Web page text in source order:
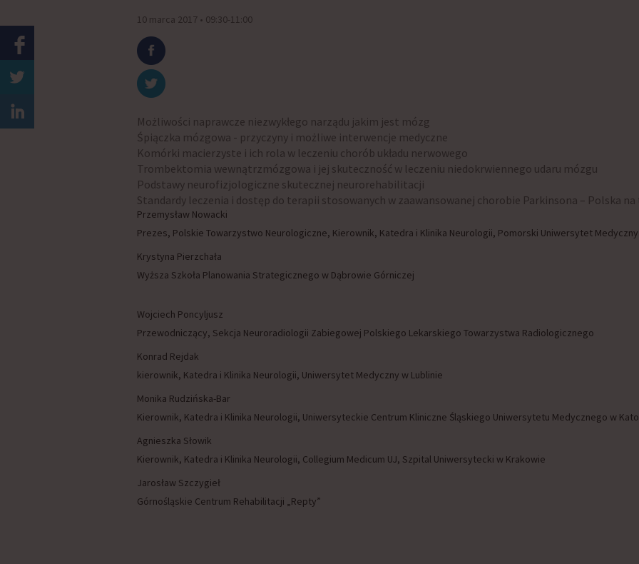
10 marca 2017 • 09:30-11:00
Możliwości naprawcze niezwykłego narządu jakim jest mózg
Śpiączka mózgowa - przyczyny i możliwe interwencje medyczne
Komórki macierzyste i ich rola w leczeniu chorób układu nerwowego
Trombektomia wewnątrzmózgowa i jej skuteczność w leczeniu niedokrwiennego udaru mózgu
Podstawy neurofizjologiczne skutecznej neurorehabilitacji
Standardy leczenia i dostęp do terapii stosowanych w zaawansowanej chorobie Parkinsona – Polska
Przemysław Nowacki
Prezes, Polskie Towarzystwo Neurologiczne, Kierownik, Katedra i Klinika Neurologii, Pomorski Uniwersytet
Krystyna Pierzchała
Wyższa Szkoła Planowania Strategicznego w Dąbrowie Górniczej
Wojciech Poncyljusz
Przewodniczący, Sekcja Neuroradiologii Zabiegowej Polskiego Lekarskiego Towarzystwa Radiologicznego
Konrad Rejdak
kierownik, Katedra i Klinika Neurologii, Uniwersytet Medyczny w Lublinie
Monika Rudzińska-Bar
Kierownik, Katedra i Klinika Neurologii, Uniwersyteckie Centrum Kliniczne Śląskiego Uniwersytetu Medycznego w
Agnieszka Słowik
Kierownik, Katedra i Klinika Neurologii, Collegium Medicum UJ, Szpital Uniwersytecki w Krakowie
Jarosław Szczygieł
Górnośląskie Centrum Rehabilitacji „Repty”